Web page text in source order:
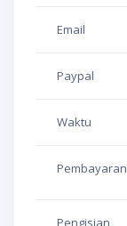
Email
Paypal
Waktu
Pembayaran
Pengisian